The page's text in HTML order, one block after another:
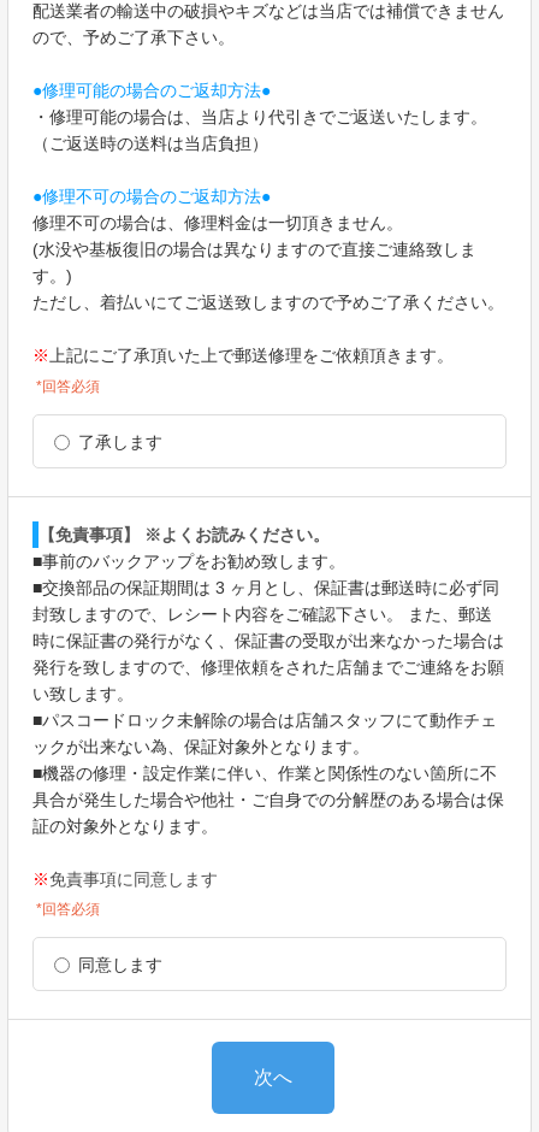
配送業者の輸送中の破損やキズなどは当店では補償できません
ので、予めご了承下さい。
●修理可能の場合のご返却方法●
・修理可能の場合は、当店より代引きでご返送いたします。
（ご返送時の送料は当店負担）
●修理不可の場合のご返却方法●
修理不可の場合は、修理料金は一切頂きません。
(水没や基板復旧の場合は異なりますので直接ご連絡致しま
す。)
ただし、着払いにてご返送致しますので予めご了承ください。
※ 上記にご了承頂いた上で郵送修理をご依頼頂きます。
*回答必須
了承します
【免責事項】 ※よくお読みください。
■事前のバックアップをお勧め致します。
■交換部品の保証期間は 3 ヶ月とし、保証書は郵送時に必ず同
封致しますので、レシート内容をご確認下さい。 また、郵送
時に保証書の発行がなく、保証書の受取が出来なかった場合は
発行を致しますので、修理依頼をされた店舗までご連絡をお願
い致します。
■パスコードロック未解除の場合は店舗スタッフにて動作チェ
ックが出来ない為、保証対象外となります。
■機器の修理・設定作業に伴い、作業と関係性のない箇所に不
具合が発生した場合や他社・ご自身での分解歴のある場合は保
証の対象外となります。
※免責事項に同意します
*回答必須
同意します